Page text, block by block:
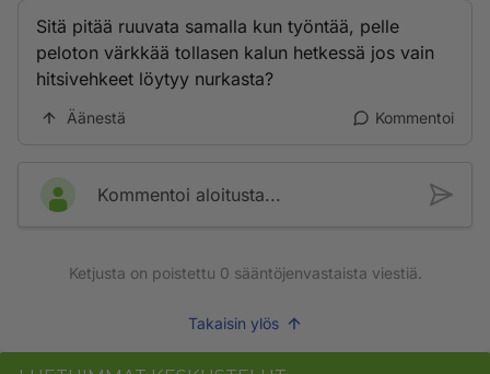
Sitä pitää ruuvata samalla kun työntää, pelle
peloton värkkää tollasen kalun hetkessä jos vain
hitsivehkeet löytyy nurkasta?
Äänestä Kommentoi
Kommentoi aloitusta...
Ketjusta on poistettu 0 sääntöjenvastaista viestiä.
Takaisin ylös